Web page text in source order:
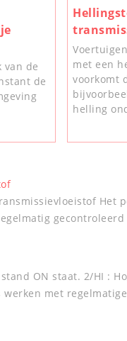
van de
de
met een
voorkomt
helling
Het
ON staat. 2/HI :
met